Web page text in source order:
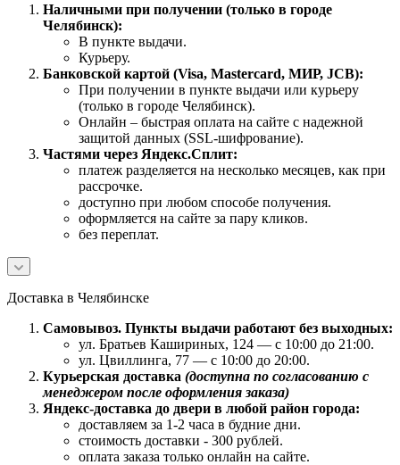
Наличными при получении (только в городе
Челябинск):
В пункте выдачи.
Курьеру.
Банковской картой (Visa, Mastercard, МИР, JCB):
При получении в пункте выдачи или курьеру
(только в городе Челябинск).
Онлайн – быстрая оплата на сайте с надежной
защитой данных (SSL-шифрование).
Частями через Яндекс.Сплит:
платеж разделяется на несколько месяцев, как при
рассрочке.
доступно при любом способе получения.
оформляется на сайте за пару кликов.
без переплат.
Доставка в Челябинске
Самовывоз. Пункты выдачи работают без выходных:
ул. Братьев Кашириных, 124 — с 10:00 до 21:00.
ул. Цвиллинга, 77 — с 10:00 до 20:00.
Курьерская доставка (доступна по согласованию с
менеджером после оформления заказа)
Яндекс-доставка до двери в любой район города:
доставляем за 1-2 часа в будние дни.
стоимость доставки - 300 рублей.
оплата заказа только онлайн на сайте.